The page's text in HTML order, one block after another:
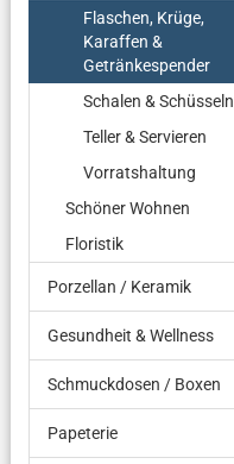
Flaschen, Krüge,
Karaffen &
Getränkespender
Schalen & Schüsseln
Teller & Servieren
Vorratshaltung
Schöner Wohnen
Floristik
Porzellan / Keramik
Gesundheit & Wellness
Schmuckdosen / Boxen
Papeterie